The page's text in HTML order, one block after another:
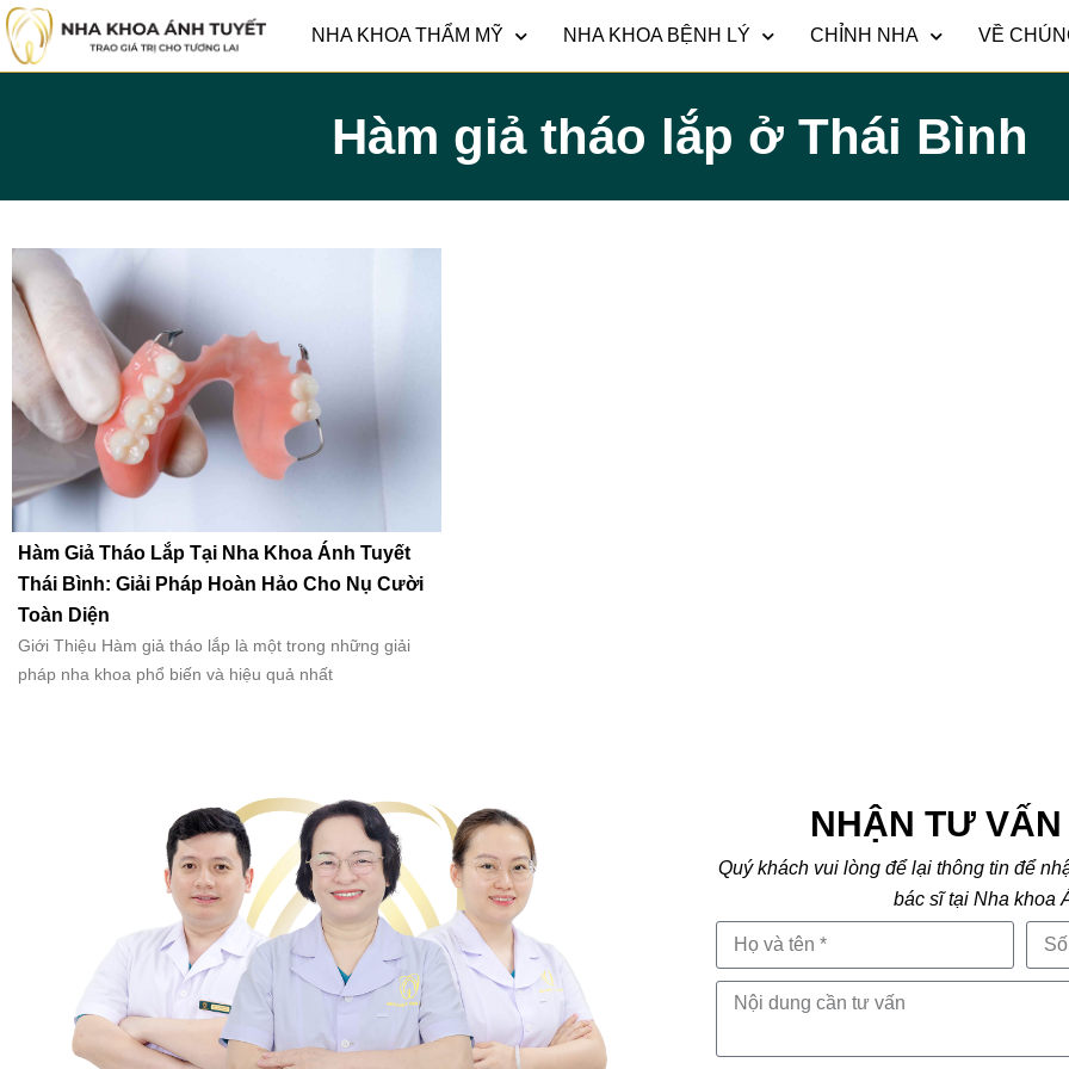
NHA KHOA THẨM MỸ NHA KHOA BỆNH LÝ CHỈNH NHA VỀ
Hàm giả tháo lắp ở Thái Bình
Hàm Giả Tháo Lắp Tại Nha Khoa Ánh Tuyết
Thái Bình: Giải Pháp Hoàn Hảo Cho Nụ Cười
Toàn Diện
Giới Thiệu Hàm giả tháo lắp là một trong những giải
pháp nha khoa phổ biến và hiệu quả nhất
NHẬN TƯ VẤN
Quý khách vui lòng để lại thông tin để
bác sĩ tại Nha khoa